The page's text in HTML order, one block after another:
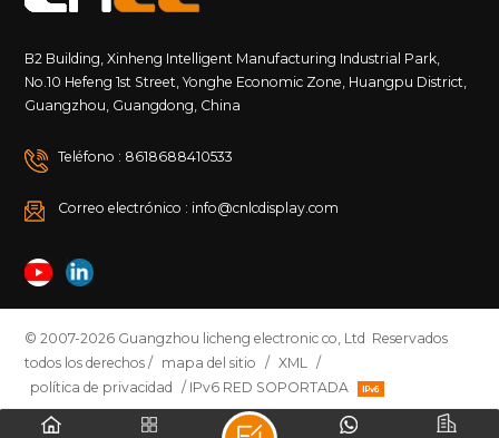
B2 Building, Xinheng Intelligent Manufacturing Industrial Park,
No.10 Hefeng 1st Street, Yonghe Economic Zone, Huangpu District,
Guangzhou, Guangdong, China
Teléfono : 8618688410533
Correo electrónico : info@cnlcdisplay.com
© 2007-2026 Guangzhou licheng electronic co, Ltd Reservados
todos los derechos / mapa del sitio / XML
/
política de privacidad
/ IPv6 RED SOPORTADA